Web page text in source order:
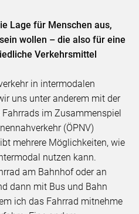
Lage für Menschen aus,
wollen – die also für eine
Verkehrsmittel
in intermodalen
uns unter anderem mit der
im Zusammenspiel
(ÖPNV)
mehrere Möglichkeiten, wie
nutzen kann.
am Bahnhof oder an
dann mit Bus und Bahn
ich das Fahrrad mitnehme